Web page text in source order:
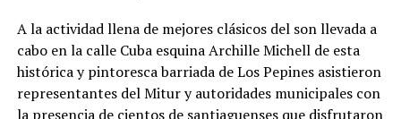
A la actividad llena de mejores clásicos del son llevada a
cabo en la calle Cuba esquina Archille Michell de esta
histórica y pintoresca barriada de Los Pepines asistieron
representantes del Mitur y autoridades municipales con
la presencia de cientos de santiaguenses que disfrutaron